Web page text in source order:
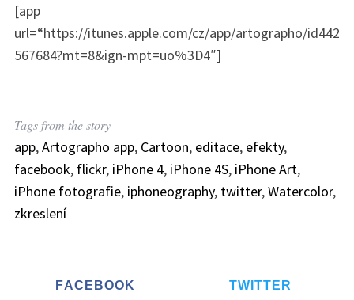
[app
url=“https://itunes.apple.com/cz/app/artographo/id442
567684?mt=8&ign-mpt=uo%3D4″]
Tags from the story
app,Artographo app, Cartoon, editace, efekty,
facebook, flickr, iPhone 4, iPhone 4S, iPhone Art,
iPhone fotografie, iphoneography, twitter,Watercolor,
zkreslení
FACEBOOK TWITTER
a
r
o
r
: